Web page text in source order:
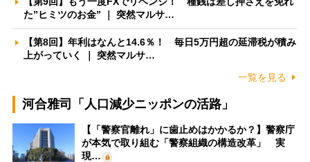
た”ヒミツのお金” ｜ 突然マルサ…
【第8回】年利はなんと14.6％！ 毎日5万円超の延滞税が積み
上がっていく ｜ 突然マルサ…
一覧を見る
河合雅司「人口減少ニッポンの活路」
【「警察官離れ」に歯止めはかかるか？】警察庁
が本気で取り組む「警察組織の構造改革」 実
現…